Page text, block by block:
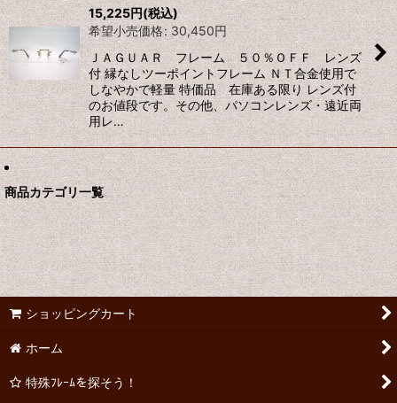
15,225円(税込)
希望小売価格: 30,450円
ＪＡＧＵＡＲ フレーム ５０％ＯＦＦ レンズ
付 縁なしツーポイントフレーム ＮＴ合金使用で
しなやかで軽量 特価品 在庫ある限り レンズ付
のお値段です。その他、パソコンレンズ・遠近両
用レ…
商品カテゴリ一覧
ショッピングカート
ホーム
特殊ﾌﾚｰﾑを探そう！